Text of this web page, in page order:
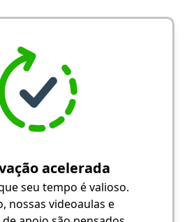
acelerada
seu tempo é valioso.
nossas videoaulas e